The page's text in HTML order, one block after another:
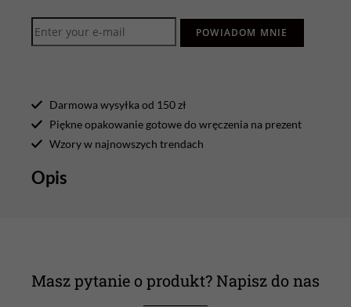
POWIADOM MNIE
Darmowa wysyłka od 150 zł
Piękne opakowanie gotowe do wręczenia na prezent
Wzory w najnowszych trendach
Opis
Masz pytanie o produkt? Napisz do nas